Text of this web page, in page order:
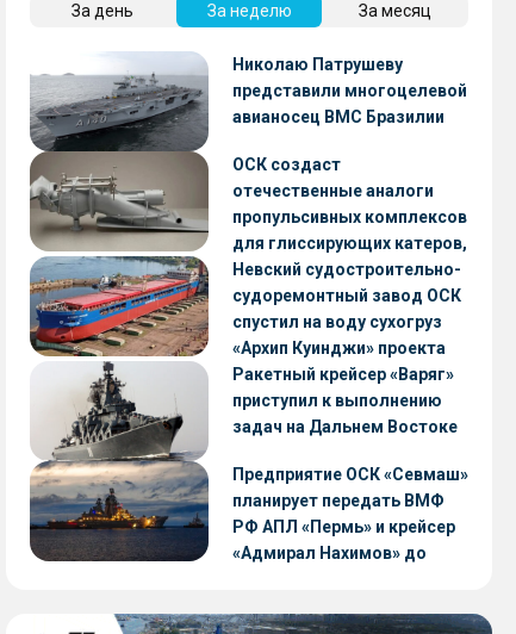
За день За неделю За месяц
Николаю Патрушеву
представили многоцелевой
авианосец ВМС Бразилии
ОСК создаст
отечественные аналоги
пропульсивных комплексов
для глиссирующих катеров,
скоростных судов и судов с
малой осадкой
Невский судостроительно-
судоремонтный завод ОСК
спустил на воду сухогруз
«Архип Куинджи» проекта
RSD59
Ракетный крейсер «Варяг»
приступил к выполнению
задач на Дальнем Востоке
Предприятие ОСК «Севмаш»
планирует передать ВМФ
РФ АПЛ «Пермь» и крейсер
«Адмирал Нахимов» до